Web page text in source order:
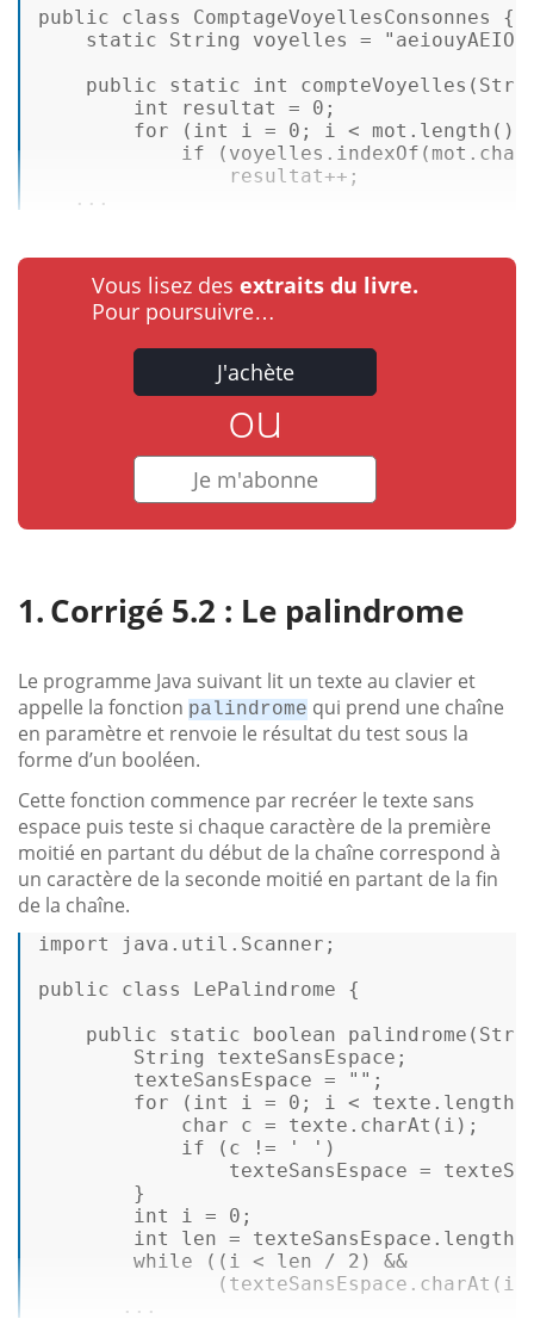
public class ComptageVoyellesConsonnes
{
static
String voyelles =
public
static int compteVoyelles
int
resultat = 0 ;
for ( int i = 0 ; i <
if
resultat++;
...
Vous lisez des extraits du livre.
Pour poursuivre…
J'achète
ou
Je m'abonne
Corrigé 5.2 : Le palindrome
Le programme Java suivant lit un texte au clavier et
appelle la fonction palindrome qui prend une chaîne
en paramètre et renvoie le résultat du test sous la
forme d’un booléen.
Cette fonction commence par recréer le texte sans
espace puis teste si chaque caractère de la première
moitié en partant du début de la chaîne correspond à
un caractère de la seconde moitié en partant de la fin
de la chaîne.
import
java.util.Scanner;
public
class LePalindrome {
public
static boolean palindrome
String texteSansEspace;
texteSansEspace =
"" ;
for ( int i = 0 ; i <
char
c = texte.charAt(i);
if (c != ' ' )
texteSansEspace =
}
int
i = 0 ;
int
len =
while ((i < len / 2 ) &&
(texteSansEspace.charAt(i)
...